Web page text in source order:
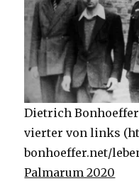
Dietrich
vierter von links
bonhoeffer.net/
Palmarum 2020